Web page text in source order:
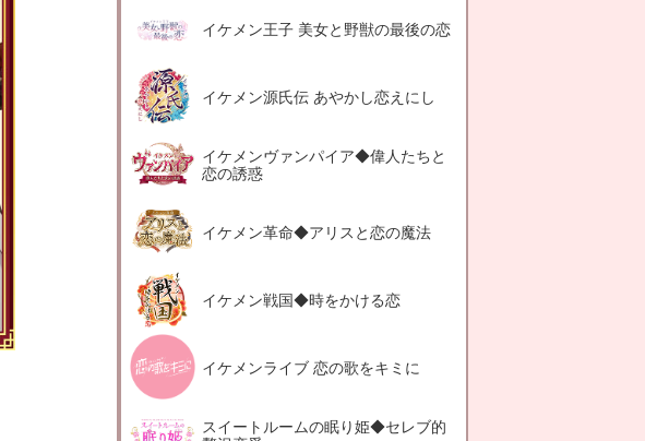
イケメン王子 美女と野獣の最後の恋
イケメン源氏伝 あやかし恋えにし
イケメンヴァンパイア◆偉人たちと
恋の誘惑
イケメン革命◆アリスと恋の魔法
イケメン戦国◆時をかける恋
イケメンライブ 恋の歌をキミに
スイートルームの眠り姫◆セレブ的